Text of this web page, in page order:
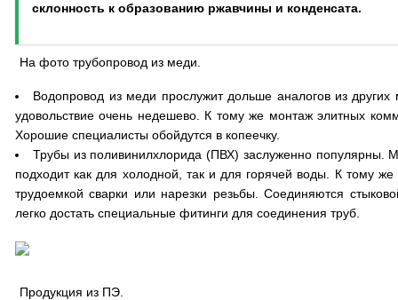
склонность к образованию ржавчины и конденсата.
На фото трубопровод из меди.
Водопровод из меди прослужит дольше аналогов из других
удовольствие очень недешево. К тому же монтаж элитных
Хорошие специалисты обойдутся в копеечку.
Трубы из поливинилхлорида (ПВХ) заслуженно популярны.
подходит как для холодной, так и для горячей воды. К тому
трудоемкой сварки или нарезки резьбы. Соединяются
легко достать специальные фитинги для соединения труб.
Продукция из ПЭ.